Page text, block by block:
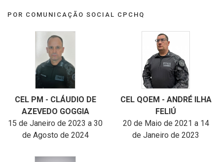
POR COMUNICAÇÃO SOCIAL CPCHQ
CEL PM - CLÁUDIO DE
AZEVEDO GOGGIA
15 de Janeiro de 2023 a 30
de Agosto de 2024
CEL QOEM - ANDRÉ ILHA
FELIÚ
20 de Maio de 2021 a 14
de Janeiro de 2023